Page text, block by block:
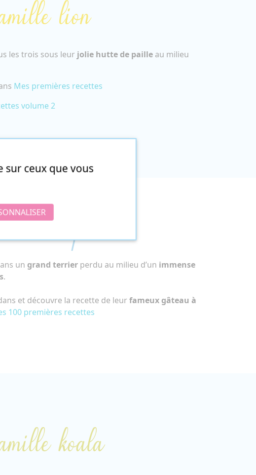
lion
les trois sous leur jolie hutte de paille au milieu
Mes premières recettes
volume 2
lapin
un grand terrier perdu au milieu d’un immense
.
et découvre la recette de leurfameux gâteau à
100 premières recettes
koala
sur ceux que vous